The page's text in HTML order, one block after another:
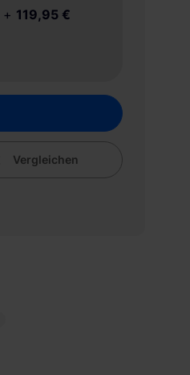
+ 119,95 €
Vergleichen